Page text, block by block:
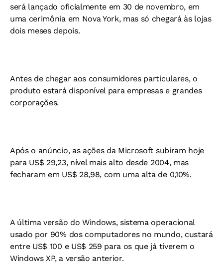
será lançado oficialmente em 30 de novembro, em
uma cerimônia em Nova York, mas só chegará às lojas
dois meses depois.
Antes de chegar aos consumidores particulares, o
produto estará disponível para empresas e grandes
corporações.
Após o anúncio, as ações da Microsoft subiram hoje
para US$ 29,23, nível mais alto desde 2004, mas
fecharam em US$ 28,98, com uma alta de 0,10%.
A última versão do Windows, sistema operacional
usado por 90% dos computadores no mundo, custará
entre US$ 100 e US$ 259 para os que já tiverem o
Windows XP, a versão anterior.